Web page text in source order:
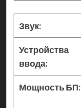
Звук:
Устройства
ввода:
Мощность БП: